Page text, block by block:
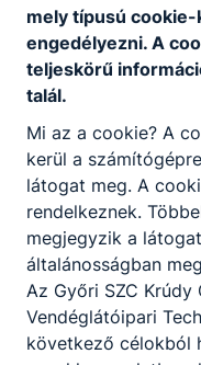
Azoknak a kreatív
szeretnek alkotni.
változatos
egyénisége
Remek ízérzék,
képesség, kiváló
szakma és a
problémamegoldó
együttműködő
mely típusú cookie-
engedélyezni. A
teljeskörű
talál.
Mi az a cookie? A
kerül a
látogat meg. A
rendelkeznek.
megjegyzik a
általánosságban
Az Győri SZC Krúdy
Vendéglátóipari
következő célokból